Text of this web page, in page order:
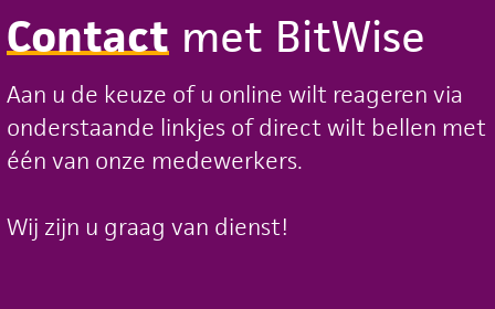
Contact met BitWise
Aan u de keuze of u online wilt reageren via
onderstaande linkjes of direct wilt bellen met
één van onze medewerkers.
Wij zijn u graag van dienst!